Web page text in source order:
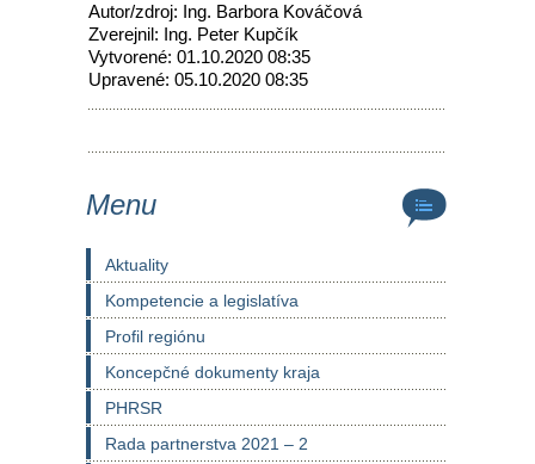
Autor/zdroj: Ing. Barbora Kováčová
Zverejnil: Ing. Peter Kupčík
Vytvorené: 01.10.2020 08:35
Upravené: 05.10.2020 08:35
Menu
Aktuality
Kompetencie a legislatíva
Profil regiónu
Koncepčné dokumenty kraja
PHRSR
Rada partnerstva 2021 – 2